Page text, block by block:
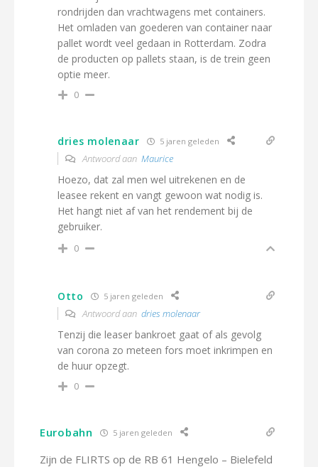
rondrijden dan vrachtwagens met containers.
Het omladen van goederen van container naar
pallet wordt veel gedaan in Rotterdam. Zodra
de producten op pallets staan, is de trein geen
optie meer.
0
dries molenaar 5 jaren geleden
Antwoord aan Maurice
Hoezo, dat zal men wel uitrekenen en de
leasee rekent en vangt gewoon wat nodig is.
Het hangt niet af van het rendement bij de
gebruiker.
0
Otto 5 jaren geleden
Antwoord aan dries molenaar
Tenzij die leaser bankroet gaat of als gevolg
van corona zo meteen fors moet inkrimpen en
de huur opzegt.
0
Eurobahn 5 jaren geleden
Zijn de FLIRTS op de RB 61 Hengelo – Bielefeld